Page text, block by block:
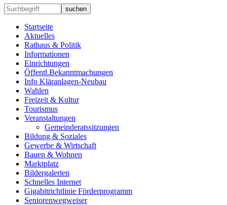
suchen
Startseite
Aktuelles
Rathaus & Politik
Informationen
Einrichtungen
Öffentl.Bekanntmachungen
Info Kläranlagen-Neubau
Wahlen
Freizeit & Kultur
Tourismus
Veranstaltungen
Gemeinderatssitzungen
Bildung & Soziales
Gewerbe & Wirtschaft
Bauen & Wohnen
Marktplatz
Bildergalerien
Schnelles Internet
Gigabitrichtlinie Förderprogramm
Seniorenwegweiser